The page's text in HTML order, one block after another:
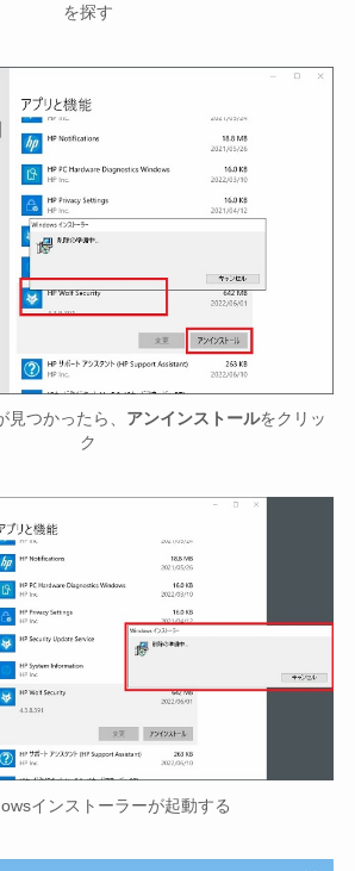
を探す
つかったら、 アンインストールをクリッ
ク
インストーラーが起動する